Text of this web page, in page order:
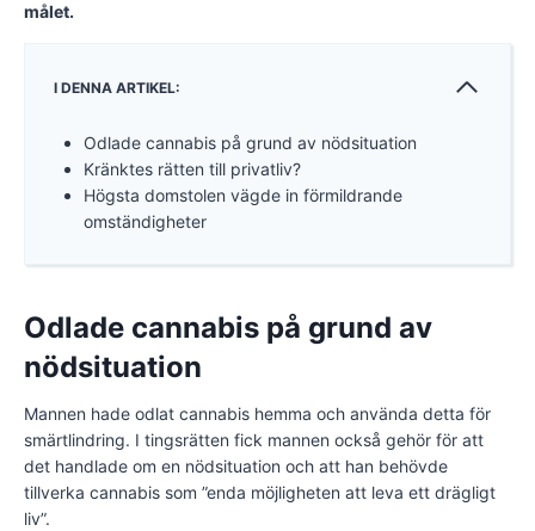
målet.
I DENNA ARTIKEL:
Odlade cannabis på grund av nödsituation
Kränktes rätten till privatliv?
Högsta domstolen vägde in förmildrande
omständigheter
Odlade cannabis på grund av
nödsituation
Mannen hade odlat cannabis hemma och använda detta för
smärtlindring. I tingsrätten fick mannen också gehör för att
det handlade om en nödsituation och att han behövde
tillverka cannabis som ”enda möjligheten att leva ett drägligt
liv”.